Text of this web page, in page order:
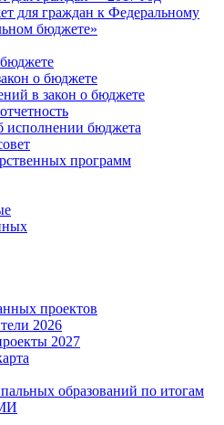
для граждан к Федеральному
бюджете»
о бюджете
в закон о бюджете
исполнении бюджета
программ
проектов
2026
2027
образований по итогам